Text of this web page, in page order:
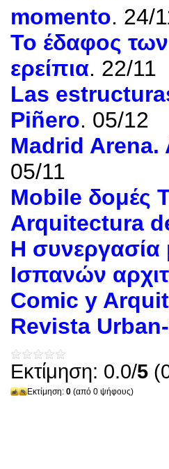
momento. 24/
Το έδαφος
ερείπια. 22/11
Las
Piñero. 05/12
Madrid Arena.
05/11
Mobile δομές
Arquitectura
Η συνεργασία
Ισπανών
Comic y
Revista
Εκτίμηση: 0.0/5
Εκτίμηση: 0 (από 0 ψήφους)